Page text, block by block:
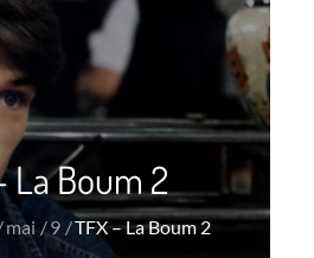
La Boum 2
mai 9 TFX – La Boum 2